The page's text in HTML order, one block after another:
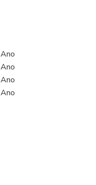
Ano
Ano
Ano
Ano